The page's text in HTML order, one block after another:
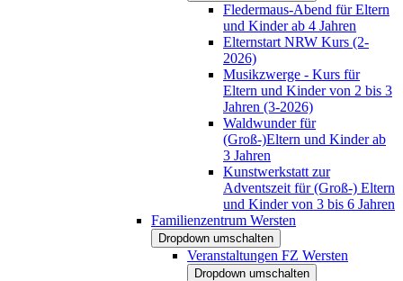
Fledermaus-Abend für Eltern
und Kinder ab 4 Jahren
Elternstart NRW Kurs (2-
2026)
Musikzwerge - Kurs für
Eltern und Kinder von 2 bis 3
Jahren (3-2026)
Waldwunder für
(Groß-)Eltern und Kinder ab
3 Jahren
Kunstwerkstatt zur
Adventszeit für (Groß-) Eltern
und Kinder von 3 bis 6 Jahren
Familienzentrum Wersten
Dropdown umschalten
Veranstaltungen FZ Wersten
Dropdown umschalten